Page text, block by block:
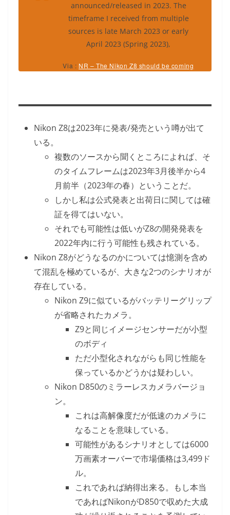
announced/released in 2023. The
timeframe I received from multiple
sources is late March 2023 or early
April 2023 (Spring 2023),
Via : NR – The Nikon Z8 should be coming
in 2023
Nikon Z8は2023年に発表/発売という噂が出て
いる。
複数のソースから聞くところによれば、そ
のタイムフレームは2023年3月後半から4
月前半（2023年の春）ということだ。
しかし私は公式発表と出荷日に関しては確
証を得てはいない。
それでも可能性は低いがZ8の開発発表を
2022年内に行う可能性も残されている。
Nikon Z8がどうなるのかについては憶測を含め
て混乱を極めているが、大きな2つのシナリオが
存在している。
Nikon Z9に似ているがバッテリーグリップ
が省略されたカメラ。
Z9と同じイメージセンサーだが小型
のボディ
ただ小型化されながらも同じ性能を
保っているかどうかは疑わしい。
Nikon D850のミラーレスカメラバージョ
ン。
これは高解像度だが低速のカメラに
なることを意味している。
可能性があるシナリオとしては6000
万画素オーバーで市場価格は3,499ド
ル。
これであれば納得出来る。もし本当
であればNikonがD850で収めた大成